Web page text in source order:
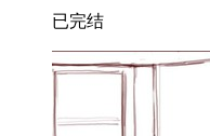
已完结